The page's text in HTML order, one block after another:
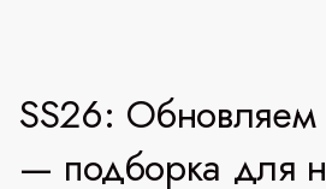
SS26: Обновляем
— подборка для